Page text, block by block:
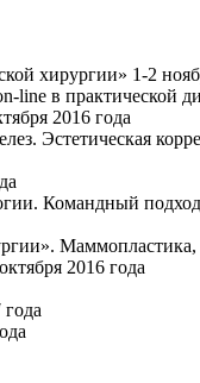
хирургии» 1-2
в практической
2016 года
Эстетическая
Командный
Маммопластика,
2016 года